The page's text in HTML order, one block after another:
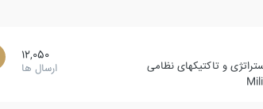
و تاکتیکهای نظامی
12,050
ارسال ها